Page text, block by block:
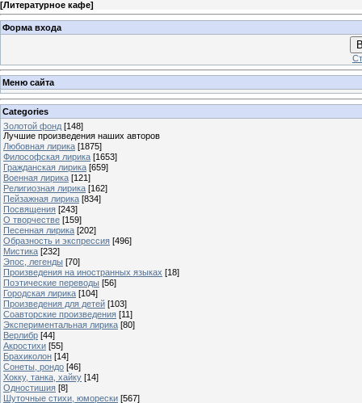
[Литературное кафе]
Форма входа
Меню сайта
Categories
Золотой фонд [148]
Лучшие произведения наших авторов
Любовная лирика [1875]
Философская лирика [1653]
Гражданская лирика [659]
Военная лирика [121]
Религиозная лирика [162]
Пейзажная лирика [834]
Посвящения [243]
О творчестве [159]
Песенная лирика [202]
Образность и экспрессия [496]
Мистика [232]
Эпос, легенды [70]
Произведения на иностранных языках [18]
Поэтические переводы [56]
Городская лирика [104]
Произведения для детей [103]
Соавторские произведения [11]
Экспериментальная лирика [80]
Верлибр [44]
Акростихи [55]
Брахиколон [14]
Сонеты, рондо [46]
Хокку, танка, хайку [14]
Одностишия [8]
Шуточные стихи, юморески [567]